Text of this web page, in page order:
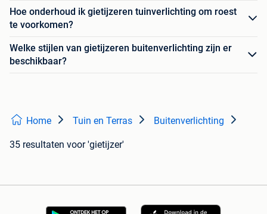
Hoe onderhoud ik gietijzeren tuinverlichting om roest
te voorkomen?
Welke stijlen van gietijzeren buitenverlichting zijn er
beschikbaar?
Home Tuin en Terras Buitenverlichting
35 resultaten voor 'gietijzer'